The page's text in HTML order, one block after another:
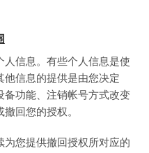
信息。有些个人信息是使
他信息的提供是由您决定
备功能、注销帐号方式改变
回您的授权。
为您提供撤回授权所对应的